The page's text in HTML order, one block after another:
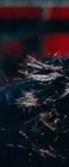
19 - I WLJ
U-15 - I WLT
U-13 - I WLM